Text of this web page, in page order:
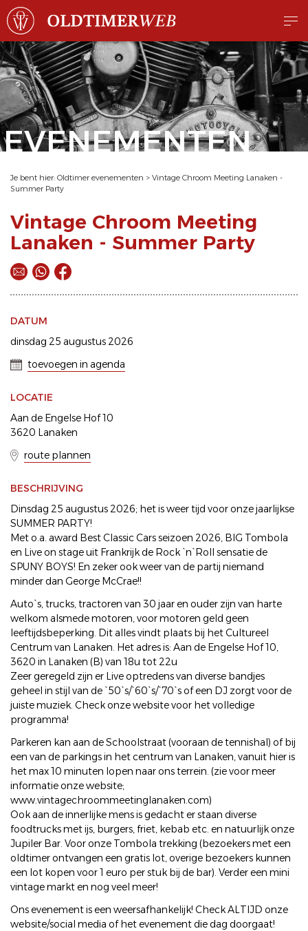
EVENEMENTEN
Je bent hier: Oldtimer evenementen > Vintage Chroom Meeting Lanaken -
Summer Party
Vintage Chroom Meeting
Lanaken - Summer Party
DATUM
dinsdag 25 augustus 2026
toevoegen in agenda
LOCATIE
Aan de Engelse Hof 10
3620 Lanaken
route plannen
BESCHRIJVING
Dinsdag 25 augustus 2026; het is weer tijd voor onze jaarlijkse
SUMMER PARTY!
Met o.a. award Best Classic Cars seizoen 2026, BIG Tombola
en Live on stage uit Frankrijk de Rock `n`Roll sensatie de
SPUNY BOYS! En zeker ook weer van de partij niemand
minder dan George McCrae!!
Auto`s, trucks, tractoren van 30 jaar en ouder zijn van harte
welkom alsmede motoren, voor motoren geld geen
leeftijdsbeperking. Dit alles vindt plaats bij het Cultureel
Centrum van Lanaken. Het adres is: Aan de Engelse Hof 10,
3620 in Lanaken (B) van 18u tot 22u
Zeer geregeld zijn er Live optredens van diverse bandjes
geheel in stijl van de `50`s/`60`s/`70`s of een DJ zorgt voor de
juiste muziek. Check onze website voor het volledige
programma!
Parkeren kan aan de Schoolstraat (vooraan de tennishal) of bij
een van de parkings in het centrum van Lanaken, vanuit hier is
het max 10 minuten lopen naar ons terrein. (zie voor meer
informatie onze website;
www.vintagechroommeetinglanaken.com)
Ook aan de innerlijke mens is gedacht er staan diverse
foodtrucks met ijs, burgers, friet, kebab etc. en natuurlijk onze
Jupiler Bar. Voor onze Tombola trekking (bezoekers met een
oldtimer ontvangen een gratis lot, overige bezoekers kunnen
een lot kopen voor 1 euro per stuk bij de bar). Verder een mini
vintage markt en nog veel meer!
Ons evenement is een weersafhankelijk! Check ALTIJD onze
website/social media of het evenement die dag doorgaat!